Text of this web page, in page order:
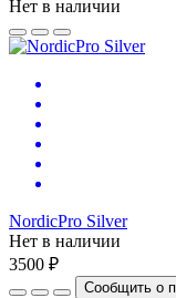
Нет в наличии
NordicPro Silver
Нет в наличии
3500 ₽
Сообщить о